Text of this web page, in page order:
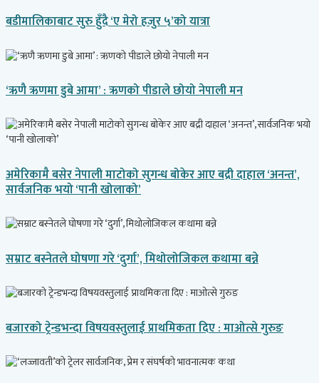
बडीमालिकाबाट सुरु हुँदै ‘ए मेरो हजुर ५’को यात्रा
‘ऋणै ऋणमा डुबे आमा’ : ऋणको पीडाले छोयो नेपाली मन
अमेरिकामै बसेर नेपाली माटोको सुगन्ध बोकेर आए बद्री दाहाल ‘अनन्त’,
सार्वजनिक भयो ‘पानी खोलाको’
सम्राट बस्नेतले घोषणा गरे ‘दुर्गा’, मिथोलोजिकल कथामा बन्ने
बजारको ट्रेन्डभन्दा विषयवस्तुलाई प्राथमिकता दिए : माओत्से गुरुङ